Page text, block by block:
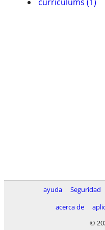
ayuda Seguridad
acerca de
©